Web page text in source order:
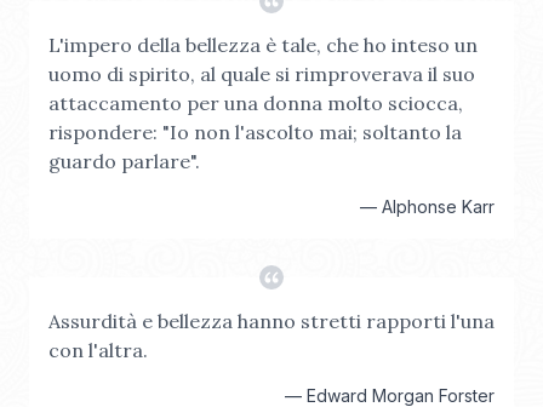
L'impero della bellezza è tale, che ho inteso un
uomo di spirito, al quale si rimproverava il suo
attaccamento per una donna molto sciocca,
rispondere: "Io non l'ascolto mai; soltanto la
guardo parlare".
— Alphonse Karr
Assurdità e bellezza hanno stretti rapporti l'una
con l'altra.
— Edward Morgan Forster